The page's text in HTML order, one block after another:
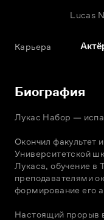
Lucas
Карьера
Биография
Лукас Набор —
Окончил факультет
Университетской
Лукаса, обучение в
преподавателями
формирование его
Настоящий прорыв